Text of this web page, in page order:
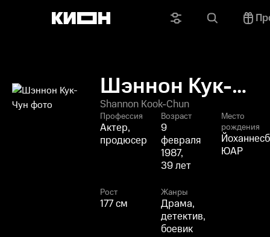
Шэннон Кук-
Чун
Shannon Kook-Chun
Профессия
Актер,
продюсер
Возраст
9
февраля
1987,
39 лет
Место
рождения
ЮАР
Рост
177 см
Жанры
Драма,
детектив,
боевик